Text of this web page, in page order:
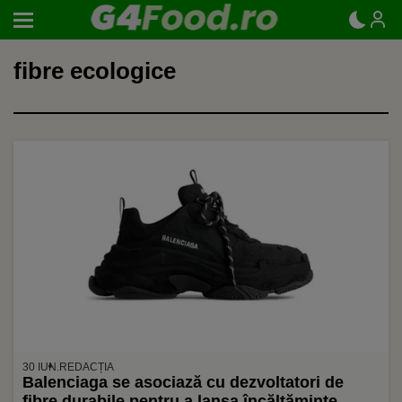
fibre ecologice
30 IUN.REDACȚIA
Balenciaga se asociază cu dezvoltatori de